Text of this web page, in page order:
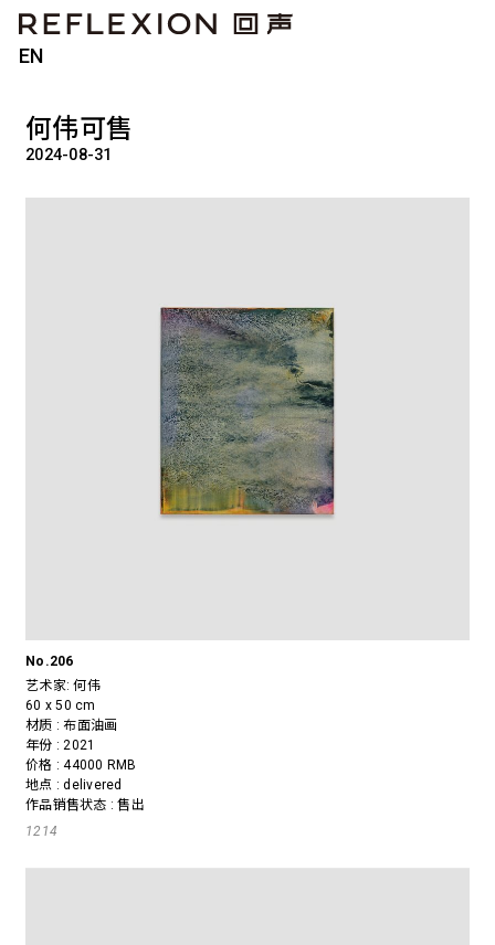
EN
何伟可售
2024-08-31
No.206
艺术家:何伟
60 x 50 cm
材质 : 布面油画
年份 : 2021
价格 : 44000 RMB
地点 : delivered
作品销售状态 : 售出
1214